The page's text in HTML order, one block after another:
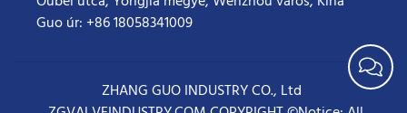
Guo úr: +86 18058341009
ZHANG GUO INDUSTRY CO., Ltd